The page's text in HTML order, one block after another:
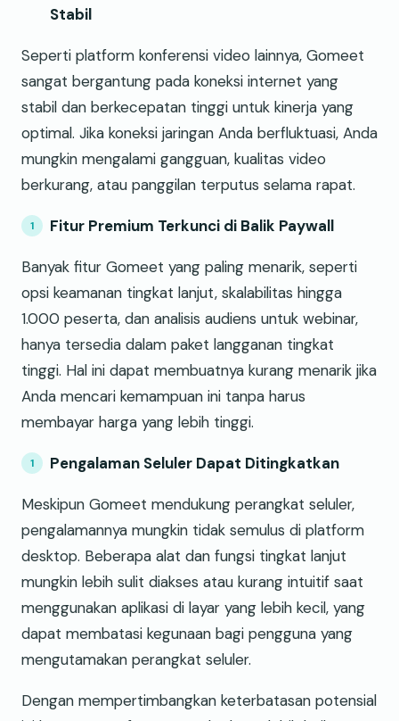
Stabil
Seperti platform konferensi video lainnya, Gomeet
sangat bergantung pada koneksi internet yang
stabil dan berkecepatan tinggi untuk kinerja yang
optimal. Jika koneksi jaringan Anda berfluktuasi, Anda
mungkin mengalami gangguan, kualitas video
berkurang, atau panggilan terputus selama rapat.
Fitur Premium Terkunci di Balik Paywall
Banyak fitur Gomeet yang paling menarik, seperti
opsi keamanan tingkat lanjut, skalabilitas hingga
1.000 peserta, dan analisis audiens untuk webinar,
hanya tersedia dalam paket langganan tingkat
tinggi. Hal ini dapat membuatnya kurang menarik jika
Anda mencari kemampuan ini tanpa harus
membayar harga yang lebih tinggi.
Pengalaman Seluler Dapat Ditingkatkan
Meskipun Gomeet mendukung perangkat seluler,
pengalamannya mungkin tidak semulus di platform
desktop. Beberapa alat dan fungsi tingkat lanjut
mungkin lebih sulit diakses atau kurang intuitif saat
menggunakan aplikasi di layar yang lebih kecil, yang
dapat membatasi kegunaan bagi pengguna yang
mengutamakan perangkat seluler.
Dengan mempertimbangkan keterbatasan potensial